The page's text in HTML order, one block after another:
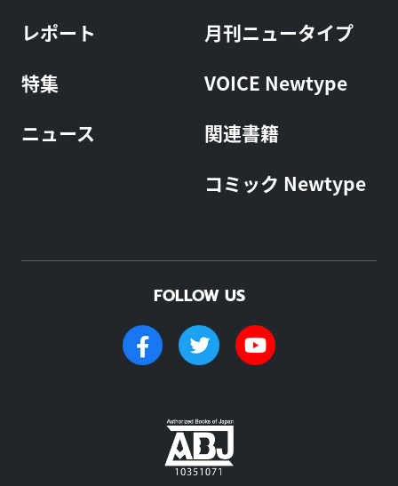
レポート
特集
ニュース
月刊ニュータイプ
VOICE Newtype
関連書籍
コミック Newtype
FOLLOW US